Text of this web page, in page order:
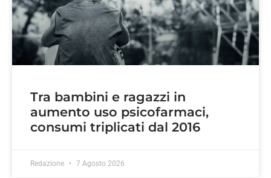
Tra bambini e ragazzi in
aumento uso psicofarmaci,
consumi triplicati dal 2016
Redazione 7 Agosto 2026